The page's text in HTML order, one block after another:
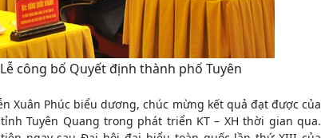
công bố Quyết định thành phố Tuyên
Xuân Phúc biểu dương, chúc mừng kết quả đạt được của
Tuyên Quang trong phát triển KT – XH thời gian qua.